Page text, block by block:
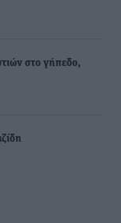
στο γήπεδο,